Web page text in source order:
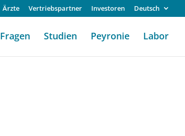
Ärzte Vertriebspartner Investoren Deutsch
Fragen Studien Peyronie Labor